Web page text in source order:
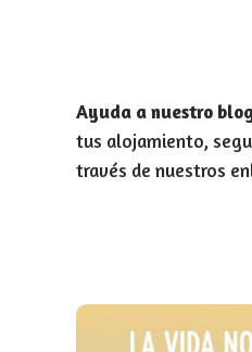
Ayuda a nuestro
tus alojamiento,
través de nuestros